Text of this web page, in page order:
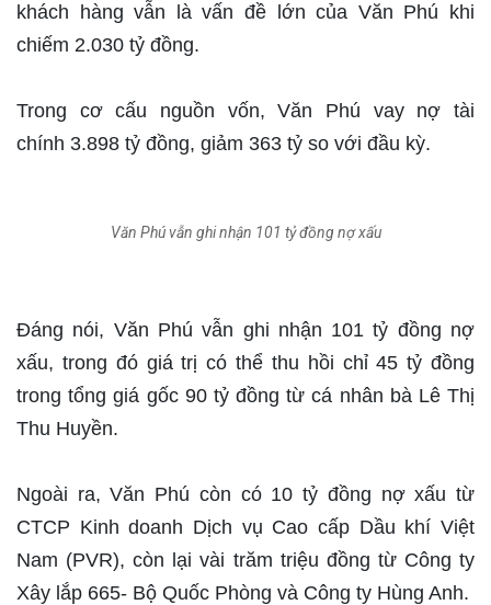
khách hàng vẫn là vấn đề lớn của Văn Phú khi
chiếm 2.030 tỷ đồng.
Trong cơ cấu nguồn vốn, Văn Phú vay nợ tài
chính 3.898 tỷ đồng, giảm 363 tỷ so với đầu kỳ.
Văn Phú vẫn ghi nhận 101 tỷ đồng nợ xấu
Đáng nói, Văn Phú vẫn ghi nhận 101 tỷ đồng nợ
xấu, trong đó giá trị có thể thu hồi chỉ 45 tỷ đồng
trong tổng giá gốc 90 tỷ đồng từ cá nhân bà Lê Thị
Thu Huyền.
Ngoài ra, Văn Phú còn có 10 tỷ đồng nợ xấu từ
CTCP Kinh doanh Dịch vụ Cao cấp Dầu khí Việt
Nam (PVR), còn lại vài trăm triệu đồng từ Công ty
Xây lắp 665- Bộ Quốc Phòng và Công ty Hùng Anh.